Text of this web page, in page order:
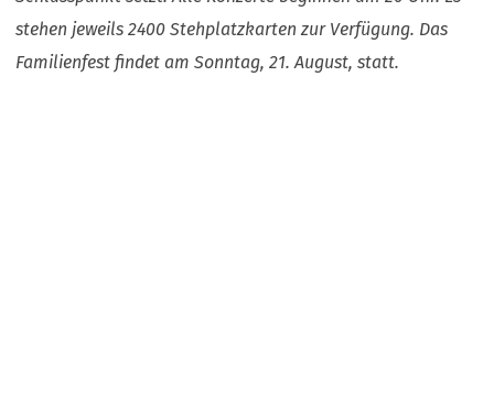
stehen jeweils 2400 Stehplatzkarten zur Verfügung. Das
Familienfest findet am Sonntag, 21. August, statt.